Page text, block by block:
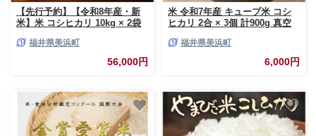
【先行予約】【令和8年産・新
米】米 コシヒカリ 10kg × 2袋
米）【2026年10月以降順次発送
予定】選べる配送月 [m23-e002]
福井県美浜町
56,000円
米 令和7年産 キューブ米 コシ
ヒカリ 2合 × 3個 計900g 真空
【化粧箱入り ギフト プレゼン
ト 母の日 父の日 お中元 お歳暮
BBQ 災害 対策 】 [m23-a009]
福井県美浜町
6,000円